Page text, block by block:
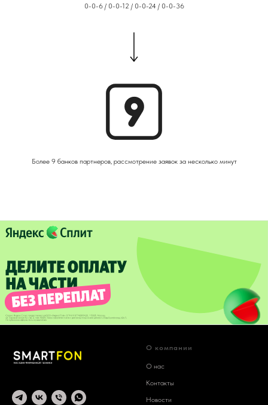
0-0-6 / 0-0-12 / 0-0-24 / 0-0-36
Более 9 банков партнеров, рассмотрение заявок за несколько минут
О компании
О нас
Контакты
Новости